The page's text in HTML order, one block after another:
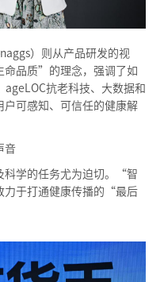
）则从产品研发的视
命品质”的理念，强调了如
抗老科技、大数据和
户可感知、可信任的健康解
音
科学的任务尤为迫切。“智
力于打通健康传播的“最后